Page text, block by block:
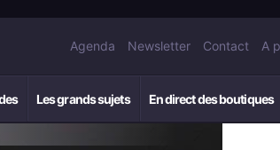
Agenda Newsletter Contact A
Les grands sujets En direct des boutiques